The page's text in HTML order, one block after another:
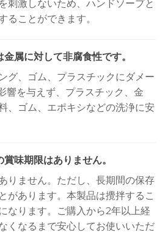
刺激しないため、ハンドソープと
ることができます。
属に対して非腐食性です。
グ、ゴム、プラスチックにダメー
響を与えず、プラスチック、金
、ゴム、エポキシなどの洗浄に安
味期限はありません。
りません。ただし、長期間の保存
があります。本製品は攪拌するこ
なります。ご購入から2年以上経
くなるまで安心してお使いいただ